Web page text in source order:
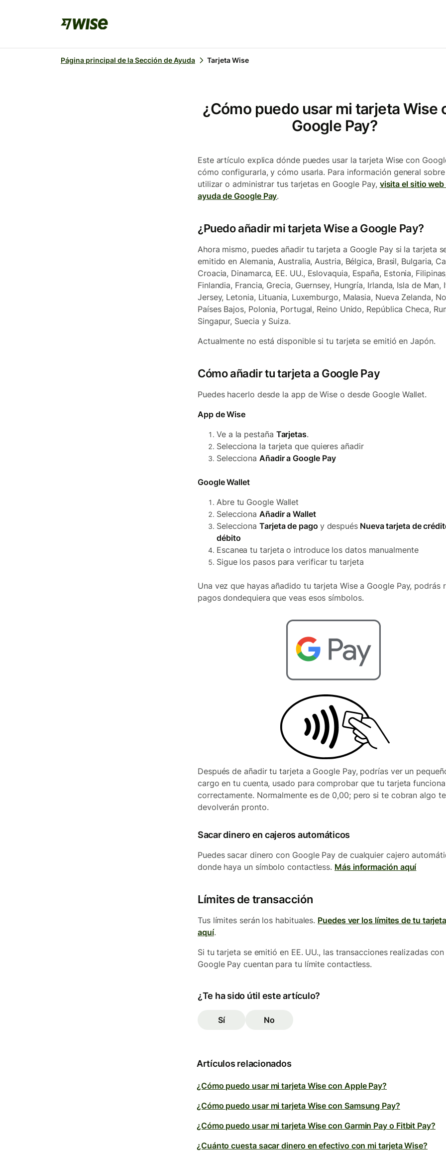
Página principal de la Sección de Ayuda Tarjeta Wise
¿Cómo puedo usar mi tarjeta Wise
Google Pay?
Este artículo explica dónde puedes usar la tarjeta Wise con
cómo configurarla, y cómo usarla. Para información general
utilizar o administrar tus tarjetas en Google Pay, visita el sitio web
ayuda de Google Pay.
¿Puedo añadir mi tarjeta Wise a Google Pay?
Ahora mismo, puedes añadir tu tarjeta a Google Pay si la tarjeta
emitido en Alemania, Australia, Austria, Bélgica, Brasil, Bulgaria,
Croacia, Dinamarca, EE. UU., Eslovaquia, España, Estonia,
Finlandia, Francia, Grecia, Guernsey, Hungría, Irlanda, Isla de Man,
Jersey, Letonia, Lituania, Luxemburgo, Malasia, Nueva Zelanda,
Países Bajos, Polonia, Portugal, Reino Unido, República Checa,
Singapur, Suecia y Suiza.
Actualmente no está disponible si tu tarjeta se emitió en Japón.
Cómo añadir tu tarjeta a Google Pay
Puedes hacerlo desde la app de Wise o desde Google Wallet.
App de Wise
Ve a la pestaña Tarjetas.
Selecciona la tarjeta que quieres añadir
SeleccionaAñadir a Google Pay
Google Wallet
Abre tu Google Wallet
SeleccionaAñadir a Wallet
SeleccionaTarjeta de pago y despuésNueva tarjeta de
débito
Escanea tu tarjeta o introduce los datos manualmente
Sigue los pasos para verificar tu tarjeta
Una vez que hayas añadido tu tarjeta Wise a Google Pay, podrás
pagos dondequiera que veas esos símbolos.
Después de añadir tu tarjeta a Google Pay, podrías ver un
cargo en tu cuenta, usado para comprobar que tu tarjeta funciona
correctamente. Normalmente es de 0,00; pero si te cobran algo
devolverán pronto.
Sacar dinero en cajeros automáticos
Puedes sacar dinero con Google Pay de cualquier cajero
donde haya un símbolo contactless. Más información aquí
Límites de transacción
Tus límites serán los habituales. Puedes ver los límites de tu
aquí.
Si tu tarjeta se emitió en EE. UU., las transacciones realizadas con
Google Pay cuentan para tu límite contactless.
¿Te ha sido útil este artículo?
Sí No
Artículos relacionados
¿Cómo puedo usar mi tarjeta Wise con Apple Pay?
¿Cómo puedo usar mi tarjeta Wise con Samsung Pay?
¿Cómo puedo usar mi tarjeta Wise con Garmin Pay o Fitbit Pay?
¿Cuánto cuesta sacar dinero en efectivo con mi tarjeta Wise?